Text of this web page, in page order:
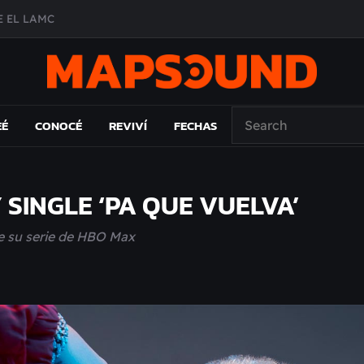
EL LAMC
DE ÉPOCA EN FORMA DE DISCO
CONOCÉ REVIVÍ FECHAS
‘PA QUE VUELVA’
serie de HBO Max